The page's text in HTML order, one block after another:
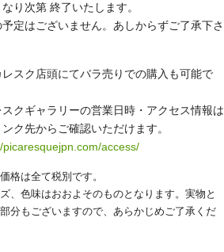
り次第 終了いたします。
定はございません。あしからずご了承下さ
スク店頭にてバラ売りでの購入も可能で
スクギャラリーの営業日時・アクセス情報は
ク先からご確認いただけます。
picaresquejpn.com/access/
格は全て税別です。
、色味はおおよそのものとなります。実物と
分もございますので、あらかじめご了承くだ